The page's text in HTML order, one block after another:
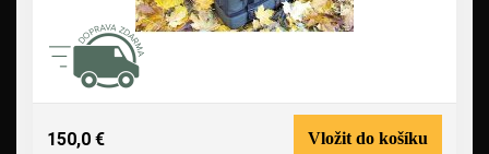
150,0 € Vložit do košíku